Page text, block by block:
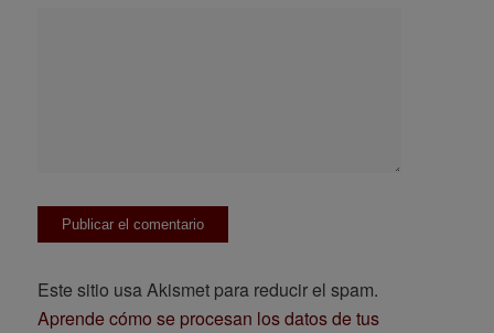
Este sitio usa Akismet para reducir el spam.
Aprende cómo se procesan los datos de tus